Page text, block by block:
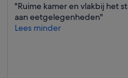
"Ruime kamer en vlakbij het
aan eetgelegenheden"
Lees minder